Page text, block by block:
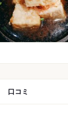
口コミ